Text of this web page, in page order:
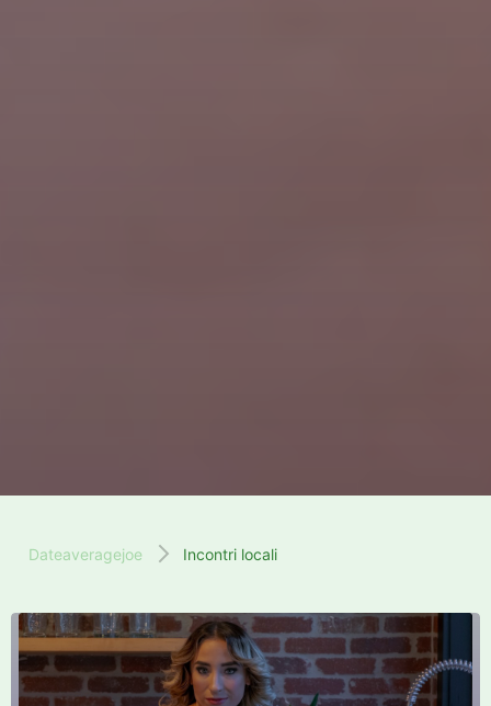
Dateaveragejoe Incontri locali